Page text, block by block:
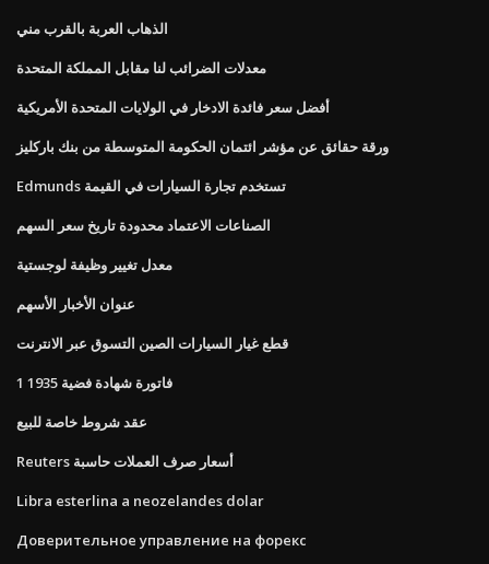
الذهاب العربة بالقرب مني
معدلات الضرائب لنا مقابل المملكة المتحدة
أفضل سعر فائدة الادخار في الولايات المتحدة الأمريكية
ورقة حقائق عن مؤشر ائتمان الحكومة المتوسطة من بنك باركليز
Edmunds تستخدم تجارة السيارات في القيمة
الصناعات الاعتماد محدودة تاريخ سعر السهم
معدل تغيير وظيفة لوجستية
عنوان الأخبار الأسهم
قطع غيار السيارات الصين التسوق عبر الانترنت
1 فاتورة شهادة فضية 1935
عقد شروط خاصة للبيع
Reuters أسعار صرف العملات حاسبة
Libra esterlina a neozelandes dolar
Доверительное управление на форекс